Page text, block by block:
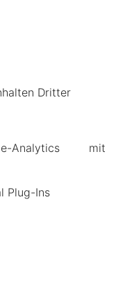
Dritter
mit
Plug-Ins